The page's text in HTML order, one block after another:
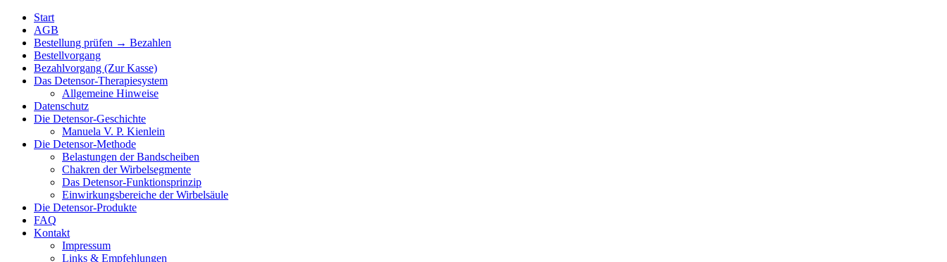
Start
AGB
Bestellung prüfen → Bezahlen
Bestellvorgang
Bezahlvorgang (Zur Kasse)
Das Detensor-Therapiesystem
Allgemeine Hinweise
Datenschutz
Die Detensor-Geschichte
Manuela V. P. Kienlein
Die Detensor-Methode
Belastungen der Bandscheiben
Chakren der Wirbelsegmente
Das Detensor-Funktionsprinzip
Einwirkungsbereiche der Wirbelsäule
Die Detensor-Produkte
FAQ
Kontakt
Impressum
Links & Empfehlungen